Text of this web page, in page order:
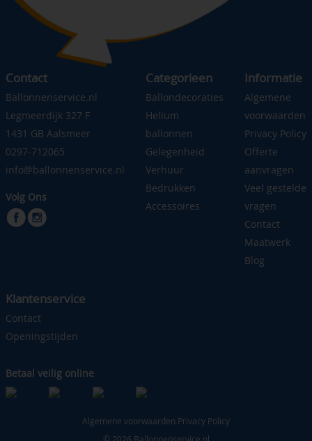
Contact
Ballonnenservice.nl
Legmeerdijk 327 F
1431 GB Aalsmeer
0297-712065
info@ballonnenservice.nl
Volg Ons
Categorieen
Ballondecoraties
Helium
ballonnen
Gelegenheid
Verhuur
Bedrukken
Accessoires
Informatie
Algemene
voorwaarden
Privacy Policy
Offerte
aanvragen
Veel gestelde
vragen
Contact
Maatwerk
Blog
Klantenservice
Contact
Openingstijden
Betaal veilig online
Algemene voorwaarden Privacy Policy